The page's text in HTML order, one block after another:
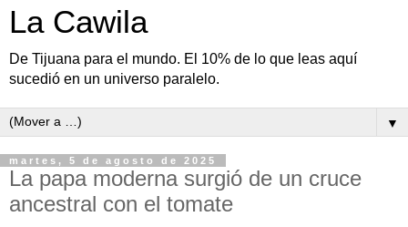
La Cawila
De Tijuana para el mundo. El 10% de lo que leas aquí
sucedió en un universo paralelo.
▼
martes, 5 de agosto de 2025
La papa moderna surgió de un cruce
ancestral con el tomate